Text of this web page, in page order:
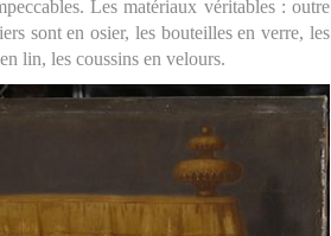
Les matériaux véritables : outre
sont en osier, les bouteilles en verre, les
lin, les coussins en velours.